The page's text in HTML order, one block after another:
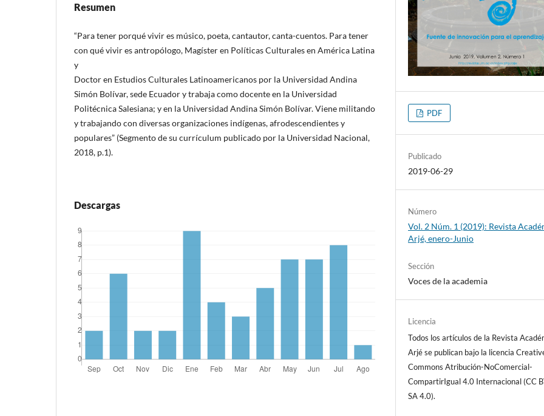
Resumen
“Para tener porqué vivir es músico, poeta, cantautor, canta-cuentos. Para tener
con qué vivir es antropólogo, Magíster en Políticas Culturales en América Latina
y
Doctor en Estudios Culturales Latinoamericanos por la Universidad Andina
Simón Bolívar, sede Ecuador y trabaja como docente en la Universidad
Politécnica Salesiana; y en la Universidad Andina Simón Bolívar. Viene militando
y trabajando con diversas organizaciones indígenas, afrodescendientes y
populares” (Segmento de su currículum publicado por la Universidad Nacional,
2018, p.1).
Descargas
PDF
Publicado
2019-06-29
Número
Vol. 2 Núm. 1 (2019): Revista
Arjé, enero-Junio
Sección
Voces de la academia
Licencia
Todos los artículos de la Revista
Arjé se publican bajo la licencia
Commons Atribución-NoComercial-
CompartirIgual 4.0 Internacional (CC
SA 4.0).